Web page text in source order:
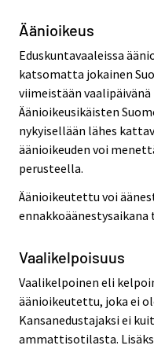
Äänioikeus
Eduskuntavaaleissa
katsomatta jokainen
viimeistään
Äänioikeusikäisten
nykyisellään lähes
äänioikeuden voi
perusteella.
Äänioikeutettu voi
ennakkoäänestysaikana
Vaalikelpoisuus
Vaalikelpoinen eli
äänioikeutettu, joka ei
Kansanedustajaksi ei
ammattisotilasta.